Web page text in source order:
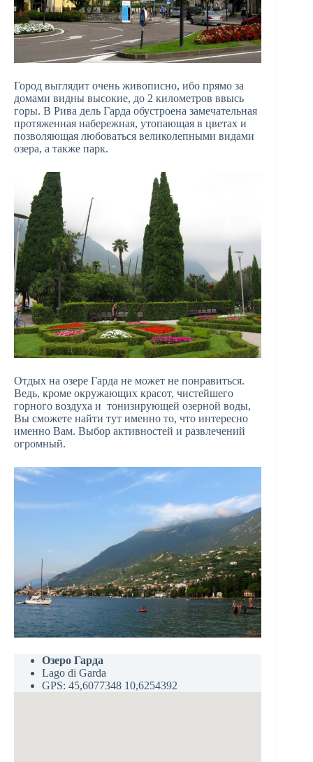
Город выглядит очень живописно, ибо прямо за
домами видны высокие, до 2 километров ввысь
горы. В Рива дель Гарда обустроена замечательная
протяженная набережная, утопающая в цветах и
позволяющая любоваться великолепными видами
озера, а также парк.
Отдых на озере Гарда не может не понравиться.
Ведь, кроме окружающих красот, чистейшего
горного воздуха и тонизирующей озерной воды,
Вы сможете найти тут именно то, что интересно
именно Вам. Выбор активностей и развлечений
огромный.
Озеро Гарда
Lago di Garda
GPS: 45,6077348 10,6254392